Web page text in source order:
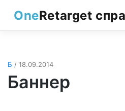
contentOneRetarget
Б / 18.09.2014
Баннер